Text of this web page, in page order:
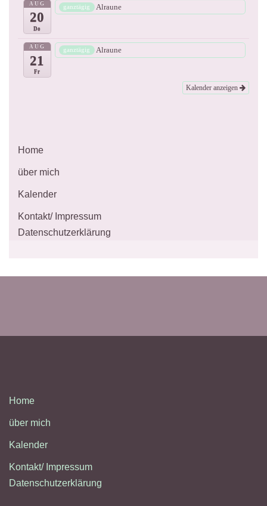
AUG
20
Do
ganztägig Alraune
AUG
21
Fr
ganztägig Alraune
Kalender anzeigen
Home
über mich
Kalender
Kontakt/ Impressum
Datenschutzerklärung
Home
über mich
Kalender
Kontakt/ Impressum
Datenschutzerklärung